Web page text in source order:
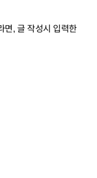
면, 글 작성시 입력한